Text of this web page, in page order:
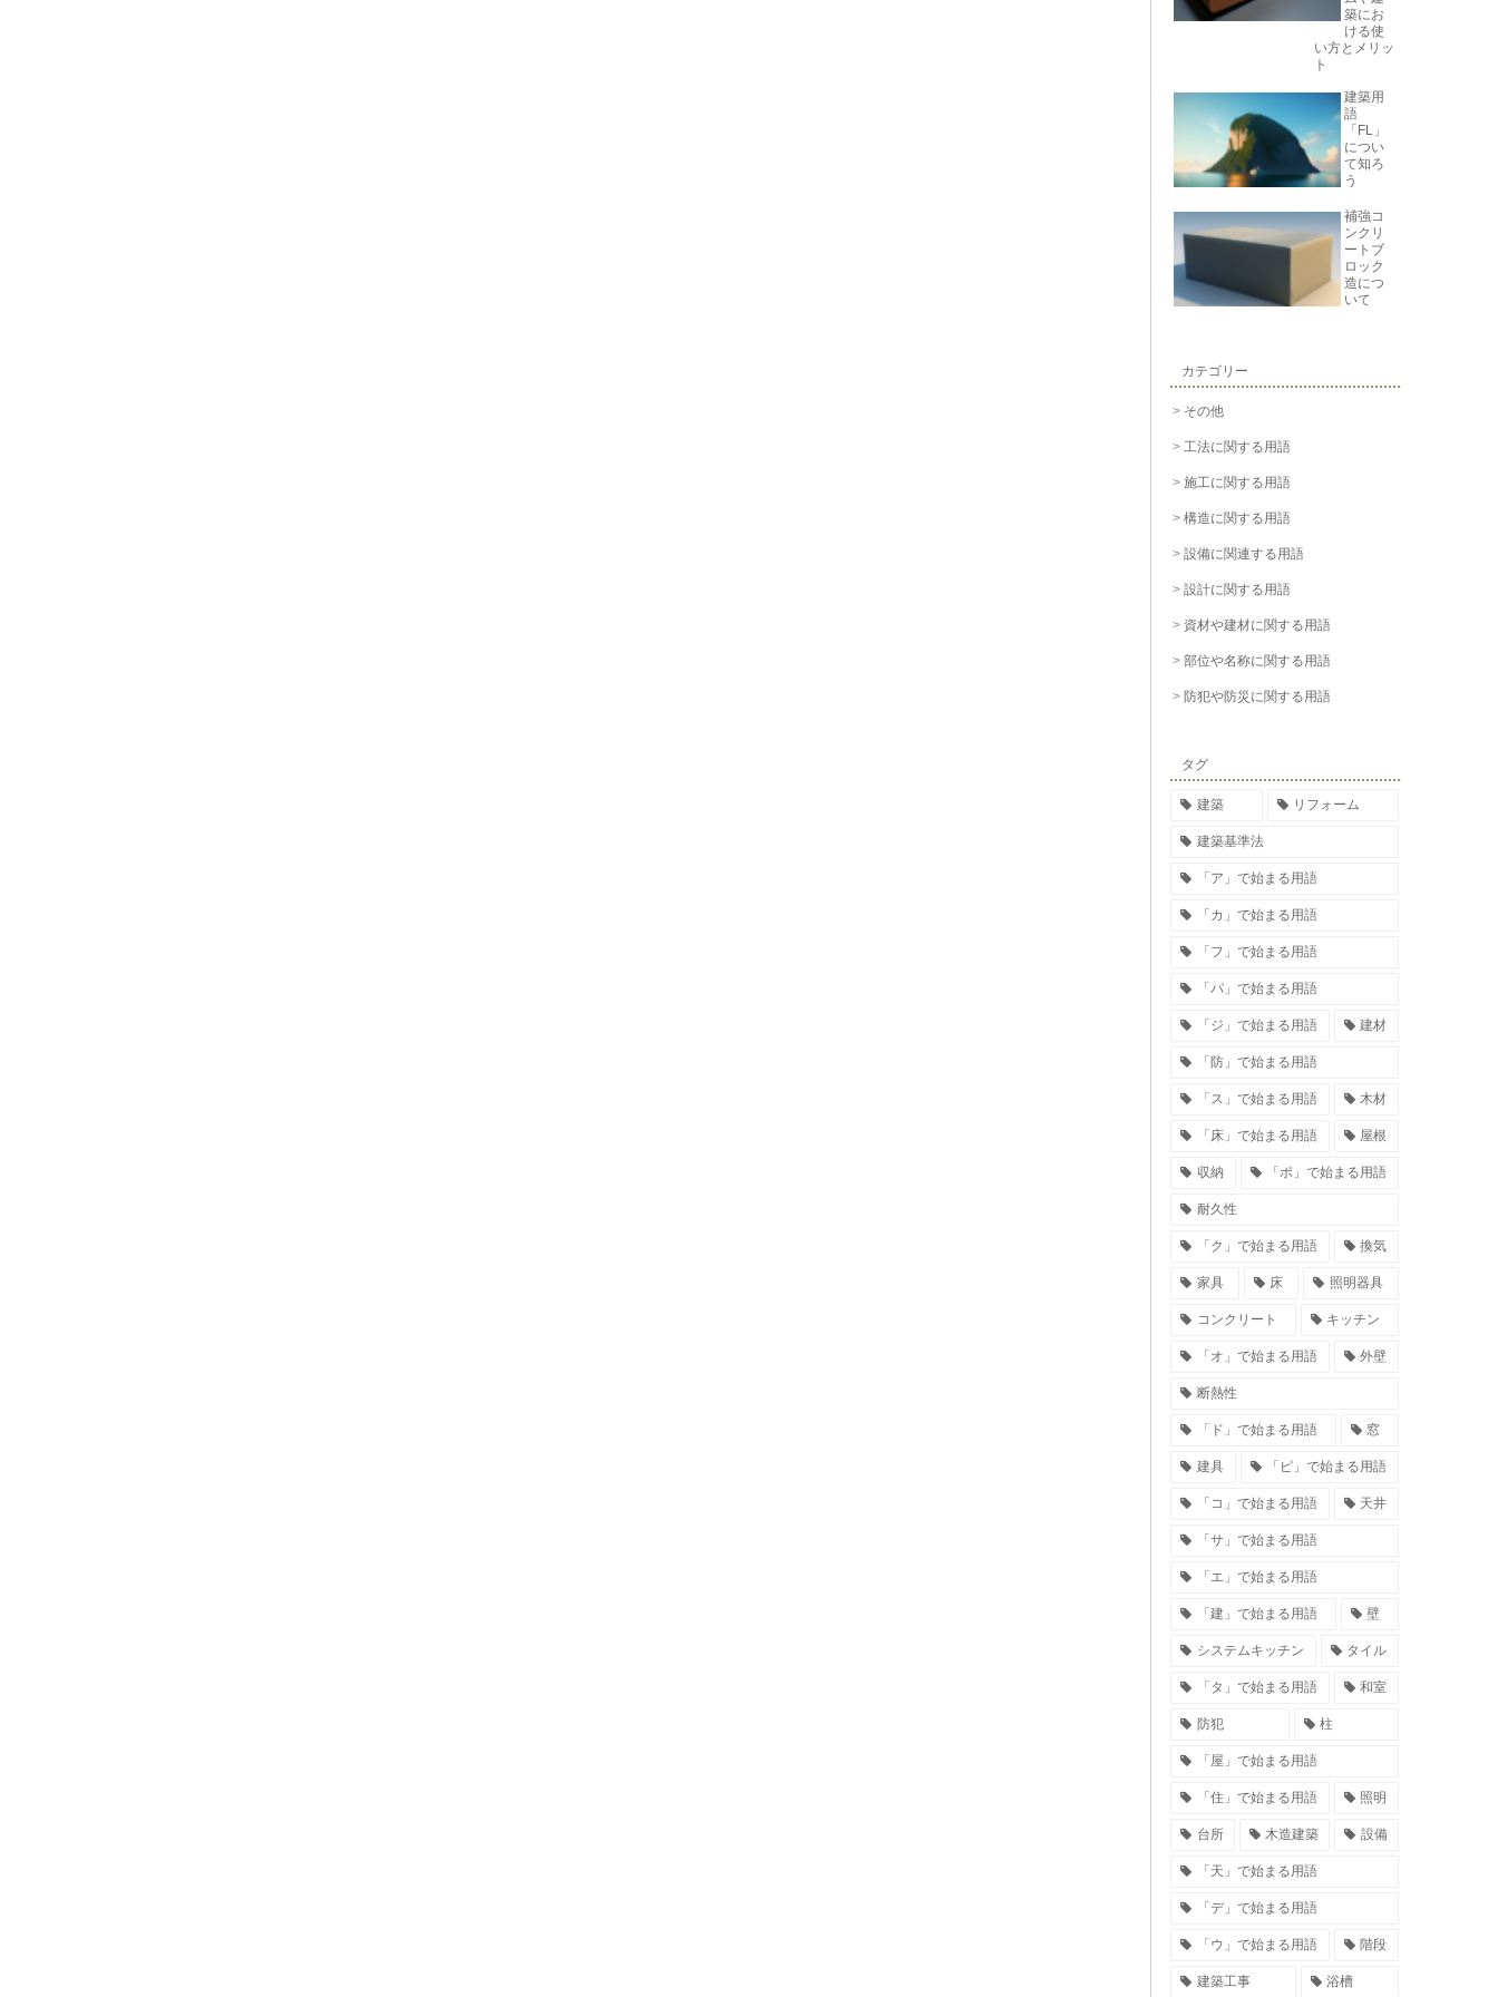
築にお
ける使
い方とメリッ
ト
建築用
語
「FL」
につい
て知ろ
う
補強コ
ンクリ
ートブ
ロック
造につ
いて
カテゴリー
その他
工法に関する用語
施工に関する用語
構造に関する用語
設備に関連する用語
設計に関する用語
資材や建材に関する用語
部位や名称に関する用語
防犯や防災に関する用語
タグ
建築 リフォーム
建築基準法
「ア」で始まる用語
「カ」で始まる用語
「フ」で始まる用語
「パ」で始まる用語
「ジ」で始まる用語 建材
「防」で始まる用語
「ス」で始まる用語 木材
「床」で始まる用語 屋根
収納 「ポ」で始まる用語
耐久性
「ク」で始まる用語 換気
家具 床 照明器具
コンクリート キッチン
「オ」で始まる用語 外壁
断熱性
「ド」で始まる用語 窓
建具 「ピ」で始まる用語
「コ」で始まる用語 天井
「サ」で始まる用語
「エ」で始まる用語
「建」で始まる用語 壁
システムキッチン タイル
「タ」で始まる用語 和室
防犯 柱
「屋」で始まる用語
「住」で始まる用語 照明
台所 木造建築 設備
「天」で始まる用語
「デ」で始まる用語
「ウ」で始まる用語 階段
建築工事 浴槽